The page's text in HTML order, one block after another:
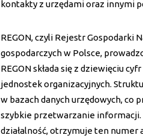
kontakty z urzędami oraz innymi
REGON, czyli Rejestr
gospodarczych w Polsce,
REGON składa się z dziewięciu
jednostek organizacyjnych.
w bazach danych urzędowych, co
szybkie przetwarzanie informacji.
działalność, otrzymuje ten numer